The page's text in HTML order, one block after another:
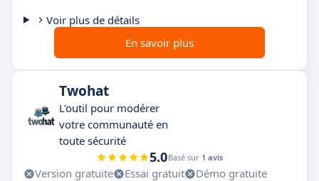
Voir plus de détails
En savoir plus
Twohat
L'outil pour modérer
votre communauté en
toute sécurité
5.0Basé sur 1 avis
Version gratuite Essai gratuit
Démo gratuite